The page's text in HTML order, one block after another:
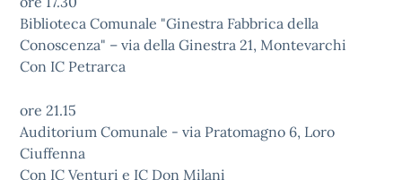
Biblioteca Comunale "Ginestra Fabbrica della
Conoscenza" – via della Ginestra 21, Montevarchi
Con IC Petrarca
ore 21.15
Auditorium Comunale - via Pratomagno 6, Loro
Ciuffenna
Con IC Venturi e IC Don Milani